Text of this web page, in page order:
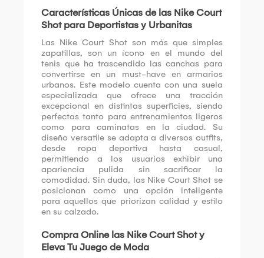
Características Únicas de las Nike Court
Shot para Deportistas y Urbanitas
Las Nike Court Shot son más que simples
zapatillas, son un ícono en el mundo del
tenis que ha trascendido las canchas para
convertirse en un must-have en armarios
urbanos. Este modelo cuenta con una suela
especializada que ofrece una tracción
excepcional en distintas superficies, siendo
perfectas tanto para entrenamientos ligeros
como para caminatas en la ciudad. Su
diseño versatile se adapta a diversos outfits,
desde ropa deportiva hasta casual,
permitiendo a los usuarios exhibir una
apariencia pulida sin sacrificar la
comodidad. Sin duda, las Nike Court Shot se
posicionan como una opción inteligente
para aquellos que priorizan calidad y estilo
en su calzado.
Compra Online las Nike Court Shot y
Eleva Tu Juego de Moda